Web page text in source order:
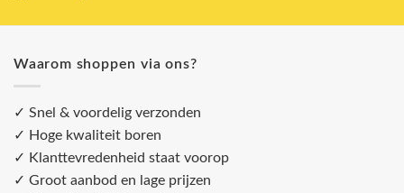
Waarom shoppen via ons?
✓ Snel & voordelig verzonden
✓ Hoge kwaliteit boren
✓ Klanttevredenheid staat voorop
✓ Groot aanbod en lage prijzen